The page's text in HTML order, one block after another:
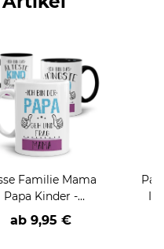
Familie Mama
Papa Kinder -
verschiedene
Sprüche-
ab 9,95 €